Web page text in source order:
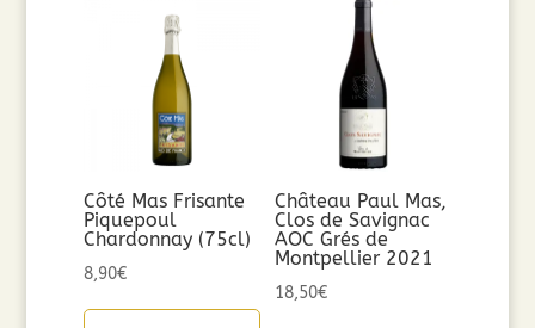
Côté Mas Frisante
Piquepoul
Chardonnay (75cl)
8,90€
Château Paul Mas,
Clos de Savignac
AOC Grés de
Montpellier 2021
18,50€